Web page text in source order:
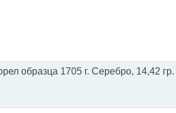
образца 1705 г. Серебро, 14,42 гр.